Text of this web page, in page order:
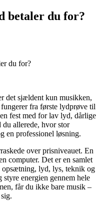
betaler du for?
det sjældent kun musikken,
fra første lydprøve til
fest med for lav lyd, dårlige
du allerede, hvor stor
en professionel løsning.
over prisniveauet. En
computer. Det er en samlet
opsætning, lyd, lys, teknik og
energien gennem hele
får du ikke bare musik –